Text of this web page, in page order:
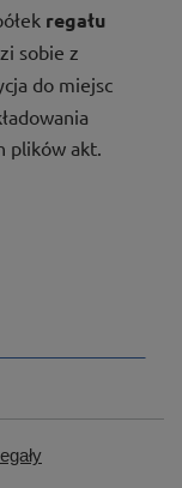
regału
sobie z
do miejsc
plików akt.